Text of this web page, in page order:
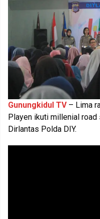
Gunungkidul TV– Lima
Playen ikuti millenial
Dirlantas Polda DIY.